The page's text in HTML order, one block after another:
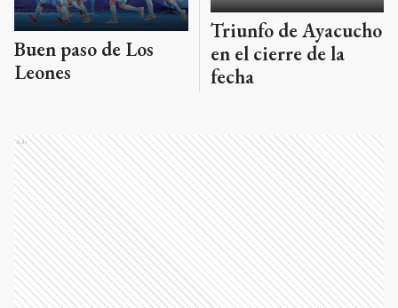
Buen paso de Los
Leones
Triunfo de Ayacucho
en el cierre de la
fecha
Ads